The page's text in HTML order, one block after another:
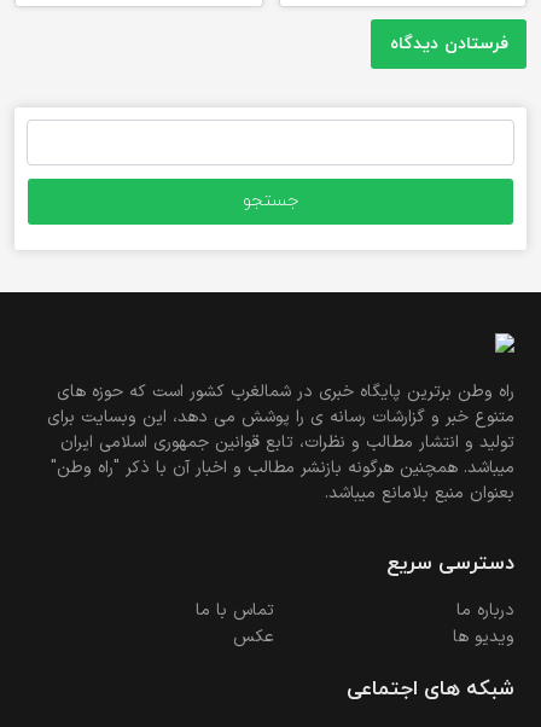
برای:
راه وطن برترین پایگاه خبری در شمالغرب کشور است که حوزه های
متنوع خبر و گزارشات رسانه ی را پوشش می دهد، این وبسایت برای
تولید و انتشار مطالب و نظرات، تابع قوانین جمهوری اسلامی ایران
میباشد. همچنین هرگونه بازنشر مطالب و اخبار آن با ذکر "راه وطن"
بعنوان منبع بلامانع میباشد.
دسترسی سریع
درباره ما
تماس با ما
ویدیو ها
عکس
شبکه های اجتماعی